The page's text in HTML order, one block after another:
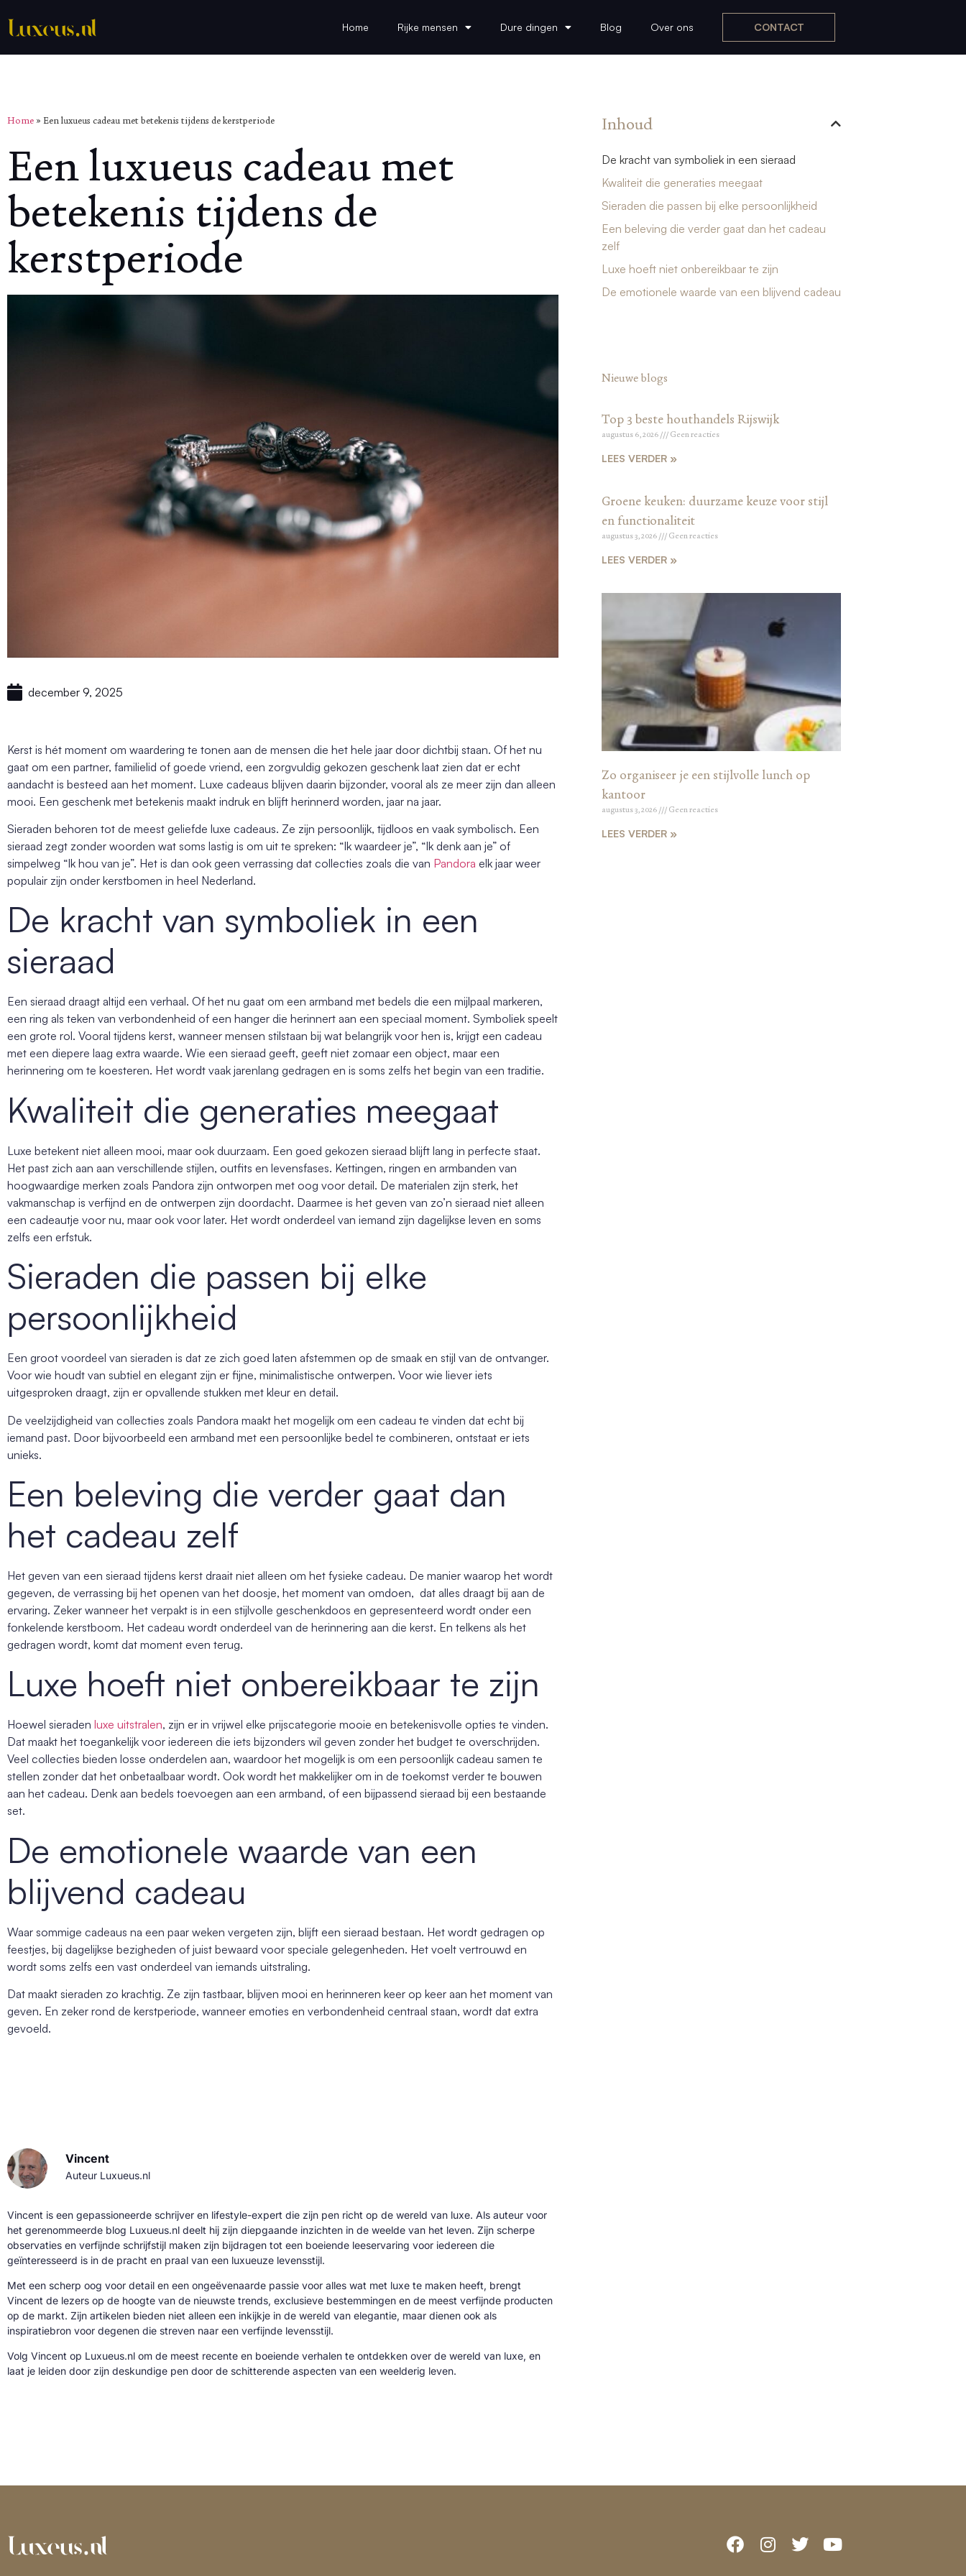
Home Rijke mensen Dure dingen Blog Over ons CONTACT
Home » Een luxueus cadeau met betekenis tijdens de kerstperiode
Een luxueus cadeau met
betekenis tijdens de
kerstperiode
december 9, 2025
Kerst is hét moment om waardering te tonen aan de mensen die het hele jaar door dichtbij staan. Of het nu
gaat om een partner, familielid of goede vriend, een zorgvuldig gekozen geschenk laat zien dat er echt
aandacht is besteed aan het moment. Luxe cadeaus blijven daarin bijzonder, vooral als ze meer zijn dan alleen
mooi. Een geschenk met betekenis maakt indruk en blijft herinnerd worden, jaar na jaar.
Sieraden behoren tot de meest geliefde luxe cadeaus. Ze zijn persoonlijk, tijdloos en vaak symbolisch. Een
sieraad zegt zonder woorden wat soms lastig is om uit te spreken: “Ik waardeer je”, “Ik denk aan je” of
simpelweg “Ik hou van je”. Het is dan ook geen verrassing dat collecties zoals die van Pandora elk jaar weer
populair zijn onder kerstbomen in heel Nederland.
De kracht van symboliek in een
sieraad
Een sieraad draagt altijd een verhaal. Of het nu gaat om een armband met bedels die een mijlpaal markeren,
een ring als teken van verbondenheid of een hanger die herinnert aan een speciaal moment. Symboliek speelt
een grote rol. Vooral tijdens kerst, wanneer mensen stilstaan bij wat belangrijk voor hen is, krijgt een cadeau
met een diepere laag extra waarde. Wie een sieraad geeft, geeft niet zomaar een object, maar een
herinnering om te koesteren. Het wordt vaak jarenlang gedragen en is soms zelfs het begin van een traditie.
Kwaliteit die generaties meegaat
Luxe betekent niet alleen mooi, maar ook duurzaam. Een goed gekozen sieraad blijft lang in perfecte staat.
Het past zich aan aan verschillende stijlen, outfits en levensfases. Kettingen, ringen en armbanden van
hoogwaardige merken zoals Pandora zijn ontworpen met oog voor detail. De materialen zijn sterk, het
vakmanschap is verfijnd en de ontwerpen zijn doordacht. Daarmee is het geven van zo’n sieraad niet alleen
een cadeautje voor nu, maar ook voor later. Het wordt onderdeel van iemand zijn dagelijkse leven en soms
zelfs een erfstuk.
Sieraden die passen bij elke
persoonlijkheid
Een groot voordeel van sieraden is dat ze zich goed laten afstemmen op de smaak en stijl van de ontvanger.
Voor wie houdt van subtiel en elegant zijn er fijne, minimalistische ontwerpen. Voor wie liever iets
uitgesproken draagt, zijn er opvallende stukken met kleur en detail.
De veelzijdigheid van collecties zoals Pandora maakt het mogelijk om een cadeau te vinden dat echt bij
iemand past. Door bijvoorbeeld een armband met een persoonlijke bedel te combineren, ontstaat er iets
unieks.
Een beleving die verder gaat dan
het cadeau zelf
Het geven van een sieraad tijdens kerst draait niet alleen om het fysieke cadeau. De manier waarop het wordt
gegeven, de verrassing bij het openen van het doosje, het moment van omdoen, dat alles draagt bij aan de
ervaring. Zeker wanneer het verpakt is in een stijlvolle geschenkdoos en gepresenteerd wordt onder een
fonkelende kerstboom. Het cadeau wordt onderdeel van de herinnering aan die kerst. En telkens als het
gedragen wordt, komt dat moment even terug.
Luxe hoeft niet onbereikbaar te zijn
Hoewel sieraden luxe uitstralen, zijn er in vrijwel elke prijscategorie mooie en betekenisvolle opties te vinden.
Dat maakt het toegankelijk voor iedereen die iets bijzonders wil geven zonder het budget te overschrijden.
Veel collecties bieden losse onderdelen aan, waardoor het mogelijk is om een persoonlijk cadeau samen te
stellen zonder dat het onbetaalbaar wordt. Ook wordt het makkelijker om in de toekomst verder te bouwen
aan het cadeau. Denk aan bedels toevoegen aan een armband, of een bijpassend sieraad bij een bestaande
set.
De emotionele waarde van een
blijvend cadeau
Waar sommige cadeaus na een paar weken vergeten zijn, blijft een sieraad bestaan. Het wordt gedragen op
feestjes, bij dagelijkse bezigheden of juist bewaard voor speciale gelegenheden. Het voelt vertrouwd en
wordt soms zelfs een vast onderdeel van iemands uitstraling.
Dat maakt sieraden zo krachtig. Ze zijn tastbaar, blijven mooi en herinneren keer op keer aan het moment van
geven. En zeker rond de kerstperiode, wanneer emoties en verbondenheid centraal staan, wordt dat extra
gevoeld.
Vincent
Auteur Luxueus.nl
Vincent is een gepassioneerde schrijver en lifestyle-expert die zijn pen richt op de wereld van luxe. Als auteur voor
het gerenommeerde blog Luxueus.nl deelt hij zijn diepgaande inzichten in de weelde van het leven. Zijn scherpe
observaties en verfijnde schrijfstijl maken zijn bijdragen tot een boeiende leeservaring voor iedereen die
geïnteresseerd is in de pracht en praal van een luxueuze levensstijl.
Met een scherp oog voor detail en een ongeëvenaarde passie voor alles wat met luxe te maken heeft, brengt
Vincent de lezers op de hoogte van de nieuwste trends, exclusieve bestemmingen en de meest verfijnde producten
op de markt. Zijn artikelen bieden niet alleen een inkijkje in de wereld van elegantie, maar dienen ook als
inspiratiebron voor degenen die streven naar een verfijnde levensstijl.
Volg Vincent op Luxueus.nl om de meest recente en boeiende verhalen te ontdekken over de wereld van luxe, en
laat je leiden door zijn deskundige pen door de schitterende aspecten van een weelderig leven.
Inhoud
De kracht van symboliek in een sieraad
Kwaliteit die generaties meegaat
Sieraden die passen bij elke persoonlijkheid
Een beleving die verder gaat dan het cadeau
zelf
Luxe hoeft niet onbereikbaar te zijn
De emotionele waarde van een blijvend cadeau
Nieuwe blogs
Top 3 beste houthandels Rijswijk
augustus 6, 2026 Geen reacties
LEES VERDER »
Groene keuken: duurzame keuze voor stijl
en functionaliteit
augustus 3, 2026 Geen reacties
LEES VERDER »
Zo organiseer je een stijlvolle lunch op
kantoor
augustus 3, 2026 Geen reacties
LEES VERDER »